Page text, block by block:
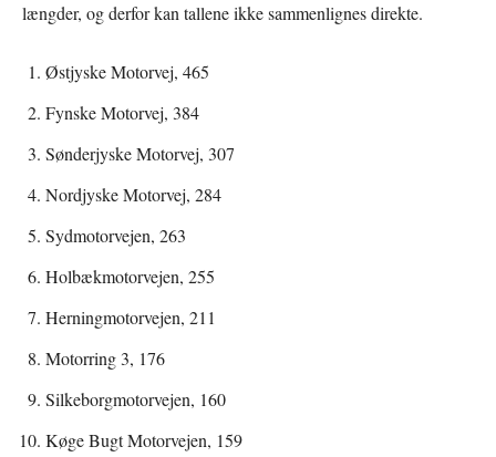
længder, og derfor kan tallene ikke sammenlignes direkte.
Østjyske Motorvej, 465
Fynske Motorvej, 384
Sønderjyske Motorvej, 307
Nordjyske Motorvej, 284
Sydmotorvejen, 263
Holbækmotorvejen, 255
Herningmotorvejen, 211
Motorring 3, 176
Silkeborgmotorvejen, 160
Køge Bugt Motorvejen, 159